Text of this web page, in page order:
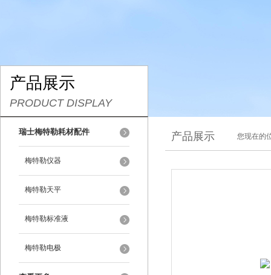
产品展示
PRODUCT DISPLAY
瑞士梅特勒耗材配件
梅特勒仪器
梅特勒天平
梅特勒标准液
梅特勒电极
产品展示 您现在的